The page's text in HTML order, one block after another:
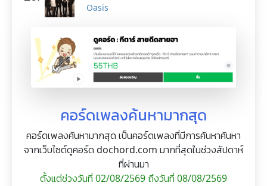
Oasis
คอร์ดเพลงค้นหามากสุด
คอร์ดเพลงค้นหามากสุด เป็นคอร์ดเพลงที่มีการค้นหาค้นหา
จากเว็บไซต์ดูคอร์ด dochord.com มากที่สุดในช่วงสัปดาห์
ที่ผ่านมา
ตั้งแต่ช่วงวันที่ 02/08/2569 ถึงวันที่ 08/08/2569